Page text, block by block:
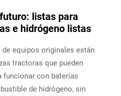
listas para
e hidrógeno listas
equipos originales están
tractoras que pueden
funcionar con baterías
de hidrógeno, sin